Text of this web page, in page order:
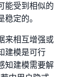
能受到相似的
定的。
来相互增强或
建模是可行
知建模需要解